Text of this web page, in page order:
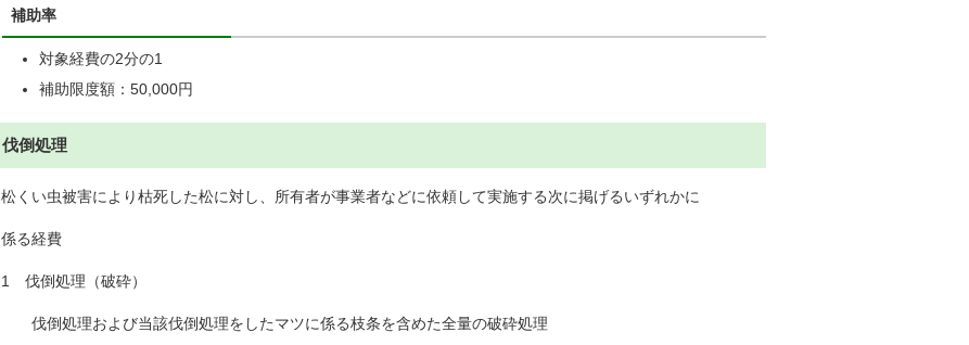
補助率
対象経費の2分の1
補助限度額：50,000円
伐倒処理
松くい虫被害により枯死した松に対し、所有者が事業者などに依頼して実施する次に掲げるいずれかに
係る経費
1 伐倒処理（破砕）
伐倒処理および当該伐倒処理をしたマツに係る枝条を含めた全量の破砕処理